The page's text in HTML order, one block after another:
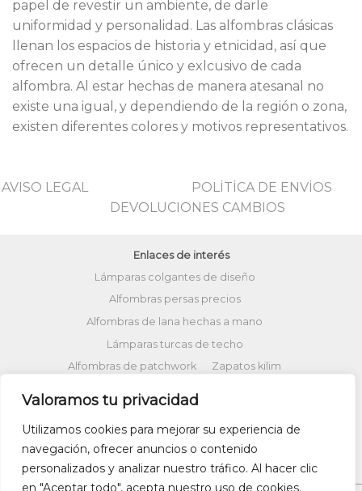
Valoramos tu privacidad
Utilizamos cookies para mejorar su experiencia de
navegación, ofrecer anuncios o contenido
personalizados y analizar nuestro tráfico. Al hacer clic
en "Aceptar todo", acepta nuestro uso de cookies.
papel de revestir un ambiente, de darle
uniformidad y personalidad. Las alfombras clásicas
llenan los espacios de historia y etnicidad, así que
ofrecen un detalle único y exlcusivo de cada
alfombra. Al estar hechas de manera atesanal no
existe una igual, y dependiendo de la región o zona,
existen diferentes colores y motivos representativos.
AVISO LEGAL
POLİTİCA DE ENVİOS
DEVOLUCIONES CAMBIOS
Enlaces de interés
Lámparas colgantes de diseño
Alfombras persas precios
Alfombras de lana hechas a mano
Lámparas turcas de techo
Alfombras de patchwork
Zapatos kilim
Alfombras patchwork vintage
Cojines Kilim
Bolsos kilim
Cojines Ikat
Comprar kilim online